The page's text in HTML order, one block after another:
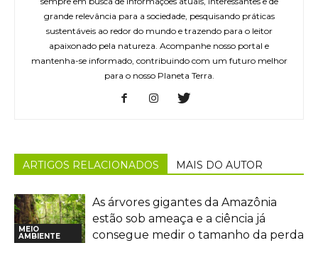
grande relevância para a sociedade, pesquisando práticas
sustentáveis ao redor do mundo e trazendo para o leitor
apaixonado pela natureza. Acompanhe nosso portal e
mantenha-se informado, contribuindo com um futuro melhor
para o nosso Planeta Terra.
ARTIGOS RELACIONADOS MAIS DO AUTOR
MEIO
AMBIENTE
As árvores gigantes da Amazônia
estão sob ameaça e a ciência já
consegue medir o tamanho da perda